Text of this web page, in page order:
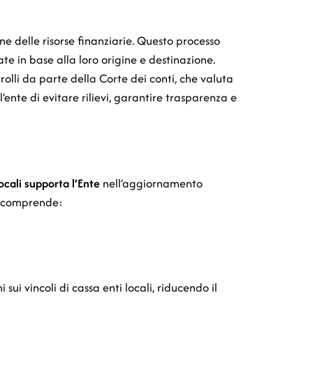
delle risorse finanziarie. Questo processo
in base alla loro origine e destinazione.
da parte della Corte dei conti, che valuta
di evitare rilievi, garantire trasparenza e
supporta l’Ente nell’aggiornamento
sui vincoli di cassa enti locali, riducendo il